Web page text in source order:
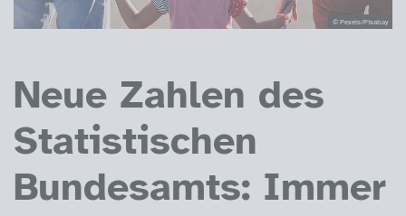
© Pexels/Pixabay
Neue Zahlen des
Statistischen
Bundesamts: Immer